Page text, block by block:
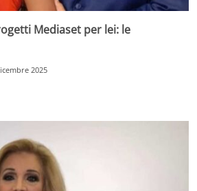
Mediaset per lei: le
2025